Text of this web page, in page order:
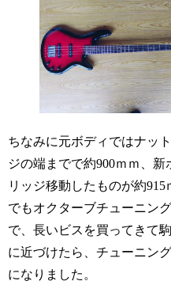
ちなみに元ボディではナッ
ジの端までで約900ｍｍ、新
リッジ移動したものが約915
でもオクターブチューニン
で、長いビスを買ってきて
に近づけたら、チューニン
になりました。